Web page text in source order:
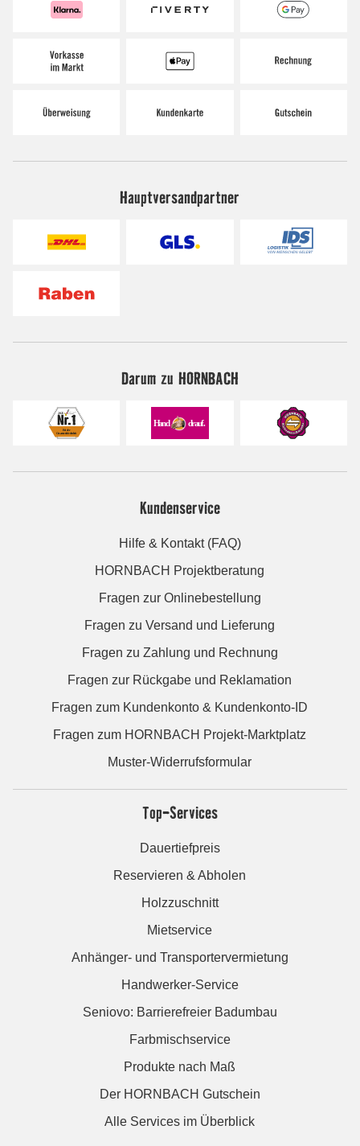
Hauptversandpartner
Darum zu HORNBACH
Kundenservice
Hilfe & Kontakt (FAQ)
HORNBACH Projektberatung
Fragen zur Onlinebestellung
Fragen zu Versand und Lieferung
Fragen zu Zahlung und Rechnung
Fragen zur Rückgabe und Reklamation
Fragen zum Kundenkonto & Kundenkonto-ID
Fragen zum HORNBACH Projekt-Marktplatz
Muster-Widerrufsformular
Top-Services
Dauertiefpreis
Reservieren & Abholen
Holzzuschnitt
Mietservice
Anhänger- und Transportervermietung
Handwerker-Service
Seniovo: Barrierefreier Badumbau
Farbmischservice
Produkte nach Maß
Der HORNBACH Gutschein
Alle Services im Überblick